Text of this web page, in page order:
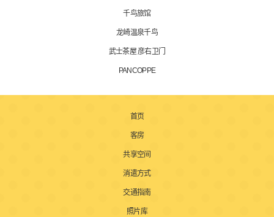
千鸟旅馆
龙崎温泉千鸟
武士茶屋 彦右卫门
PANCOPPE
首页
客房
共享空间
消遣方式
交通指南
照片库